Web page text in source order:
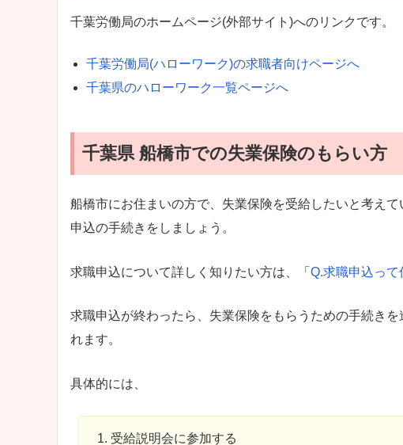
千葉労働局のホームページ(外部サイト)へのリンクです。
千葉労働局(ハローワーク)の求職者向けページへ
千葉県のハローワーク一覧ページへ
千葉県 船橋市での失業保険のもらい方
船橋市にお住まいの方で、失業保険を受給したいと考えて
申込の手続きをしましょう。
求職申込について詳しく知りたい方は、「 Q.求職申込って
求職申込が終わったら、失業保険をもらうための手続き
れます。
具体的には、
受給説明会に参加する